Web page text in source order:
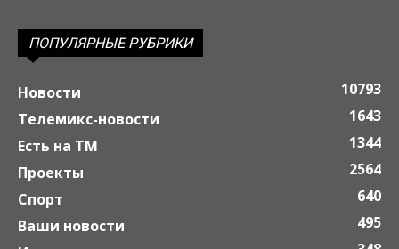
ПОПУЛЯРНЫЕ РУБРИКИ
Новости
10793
Телемикс-новости
1643
Есть на ТМ
1344
Проекты
2564
Спорт
640
Ваши новости
495